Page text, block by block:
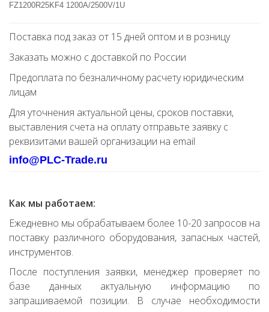
FZ1200R25KF4 1200A/2500V/1U
Поставка под заказ от 15 дней оптом и в розницу
Заказать можно с доставкой по России
Предоплата по безналичному расчету юридическим
лицам
Для уточнения актуальной цены, сроков поставки,
выставления счета на оплату отправьте заявку с
реквизитами вашей организации на email
info@PLC-Trade.ru
Как мы работаем:
Ежедневно мы обрабатываем более 10-20 запросов на
поставку различного оборудования, запасных частей,
инструментов.
После поступления заявки, менеджер проверяет по
базе данных актуальную информацию по
запрашиваемой позиции. В случае необходимости